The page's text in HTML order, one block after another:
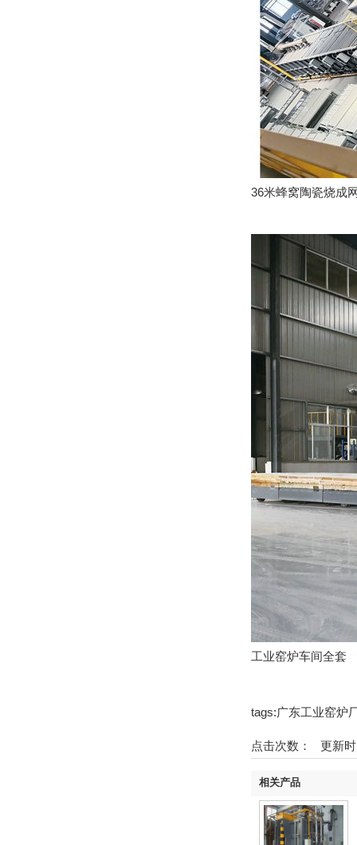
36米蜂窝陶瓷烧成
工业窑炉车间全套
tags:广东工业窑炉
点击次数： 更新
相关产品